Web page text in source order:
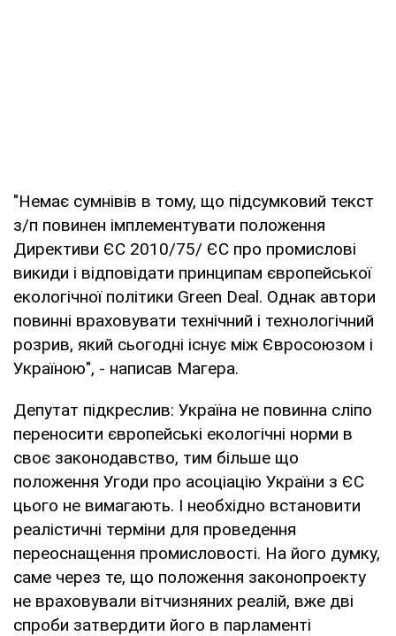
"Немає сумнівів в тому, що підсумковий текст
з/п повинен імплементувати положення
Директиви ЄС 2010/75/ ЄС про промислові
викиди і відповідати принципам європейської
екологічної політики Green Deal. Однак автори
повинні враховувати технічний і технологічний
розрив, який сьогодні існує між Євросоюзом і
Україною", - написав Магера.
Депутат підкреслив: Україна не повинна сліпо
переносити європейські екологічні норми в
своє законодавство, тим більше що
положення Угоди про асоціацію України з ЄС
цього не вимагають. І необхідно встановити
реалістичні терміни для проведення
переоснащення промисловості. На його думку,
саме через те, що положення законопроекту
не враховували вітчизняних реалій, вже дві
спроби затвердити його в парламенті